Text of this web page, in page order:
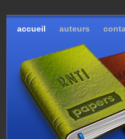
accueil auteurs